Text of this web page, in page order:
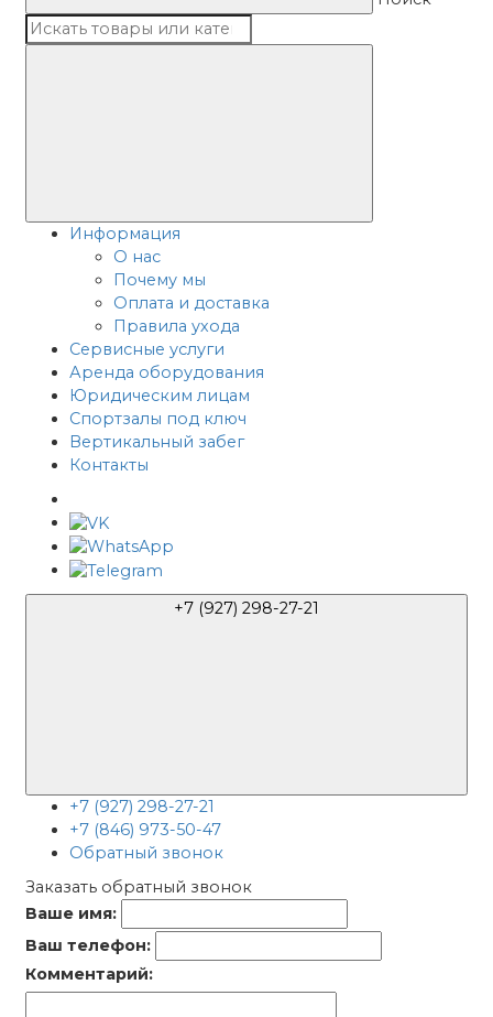
Информация
О нас
Почему мы
Оплата и доставка
Правила ухода
Сервисные услуги
Аренда оборудования
Юридическим лицам
Спортзалы под ключ
Вертикальный забег
Контакты
+7 (927) 298-27-21
+7 (846) 973-50-47
Обратный звонок
Заказать обратный звонок
Ваше имя:
Ваш телефон:
Комментарий: